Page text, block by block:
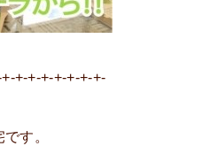
+-+-+-+-+-+-+-
す。